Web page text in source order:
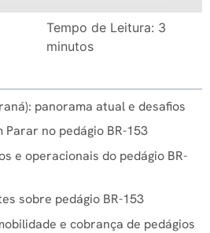
Tempo de Leitura: 3
minutos
panorama atual e desafios
Parar no pedágio BR-153
e operacionais do pedágio BR-
sobre pedágio BR-153
e cobrança de pedágios